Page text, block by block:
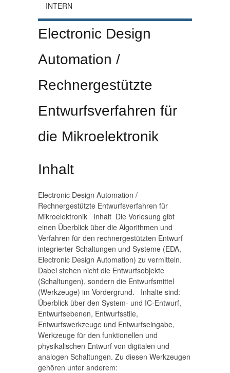
INTERN
Electronic Design
Automation /
Rechnergestützte
Entwurfsverfahren für
die Mikroelektronik
Inhalt
Electronic Design Automation /
Rechnergestützte Entwurfsverfahren für
Mikroelektronik Inhalt Die Vorlesung gibt
einen Überblick über die Algorithmen und
Verfahren für den rechnergestützten Entwurf
integrierter Schaltungen und Systeme (EDA,
Electronic Design Automation) zu vermitteln.
Dabei stehen nicht die Entwurfsobjekte
(Schaltungen), sondern die Entwurfsmittel
(Werkzeuge) im Vordergrund. Inhalte sind:
Überblick über den System- und IC-Entwurf,
Entwurfsebenen, Entwurfsstile,
Entwurfswerkzeuge und Entwurfseingabe,
Werkzeuge für den funktionellen und
physikalischen Entwurf von digitalen und
analogen Schaltungen. Zu diesen Werkzeugen
gehören unter anderem: